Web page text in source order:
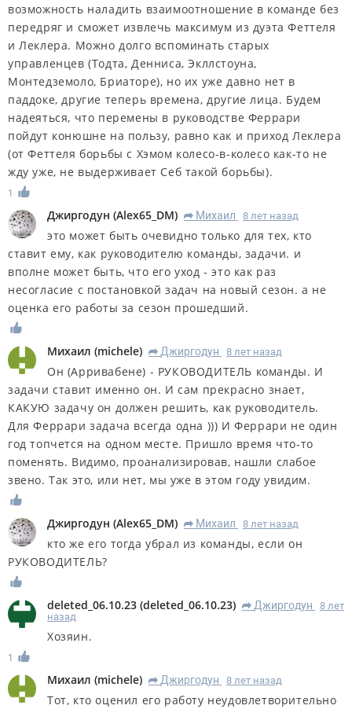
возможность наладить взаимоотношение в команде без
передряг и сможет извлечь максимум из дуэта Феттеля
и Леклера. Можно долго вспоминать старых
управленцев (Тодта, Денниса, Экллстоуна,
Монтедземоло, Бриаторе), но их уже давно нет в
паддоке, другие теперь времена, другие лица. Будем
надеяться, что перемены в руководстве Феррари
пойдут конюшне на пользу, равно как и приход Леклера
(от Феттеля борьбы с Хэмом колесо-в-колесо как-то не
жду уже, не выдерживает Себ такой борьбы).
1
Джиргодун (Alex65_DM) R Михаил 8 лет назад
это может быть очевидно только для тех, кто
ставит ему, как руководителю команды, задачи. и
вполне может быть, что его уход - это как раз
несогласие с постановкой задач на новый сезон. а не
оценка его работы за сезон прошедший.
Михаил (michele) R Джиргодун 8 лет назад
Он (Арривабене) - РУКОВОДИТЕЛЬ команды. И
задачи ставит именно он. И сам прекрасно знает,
КАКУЮ задачу он должен решить, как руководитель.
Для Феррари задача всегда одна ))) И Феррари не один
год топчется на одном месте. Пришло время что-то
поменять. Видимо, проанализировав, нашли слабое
звено. Так это, или нет, мы уже в этом году увидим.
Джиргодун (Alex65_DM) R Михаил 8 лет назад
кто же его тогда убрал из команды, если он
РУКОВОДИТЕЛЬ?
deleted_06.10.23 (deleted_06.10.23) R Джиргодун
8 лет
назад
Хозяин.
1
Михаил (michele) R Джиргодун 8 лет назад
Тот, кто оценил его работу неудовлетворительно